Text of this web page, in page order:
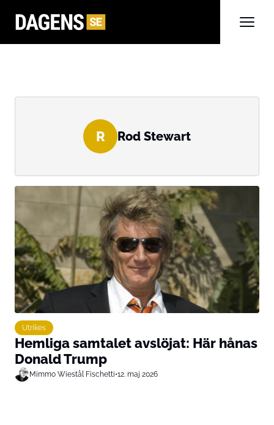
R Rod Stewart
Utrikes
Hemliga samtalet avslöjat: Här hånas
Donald Trump
Mimmo Wiestål Fischetti•12. maj 2026